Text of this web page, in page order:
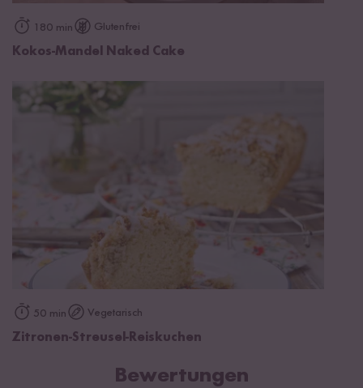
180 min Glutenfrei
Kokos-Mandel Naked Cake
50 min Vegetarisch
Zitronen-Streusel-Reiskuchen
Bewertungen